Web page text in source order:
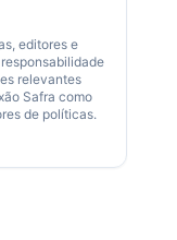
editores e
relevantes
Safra como
de políticas.